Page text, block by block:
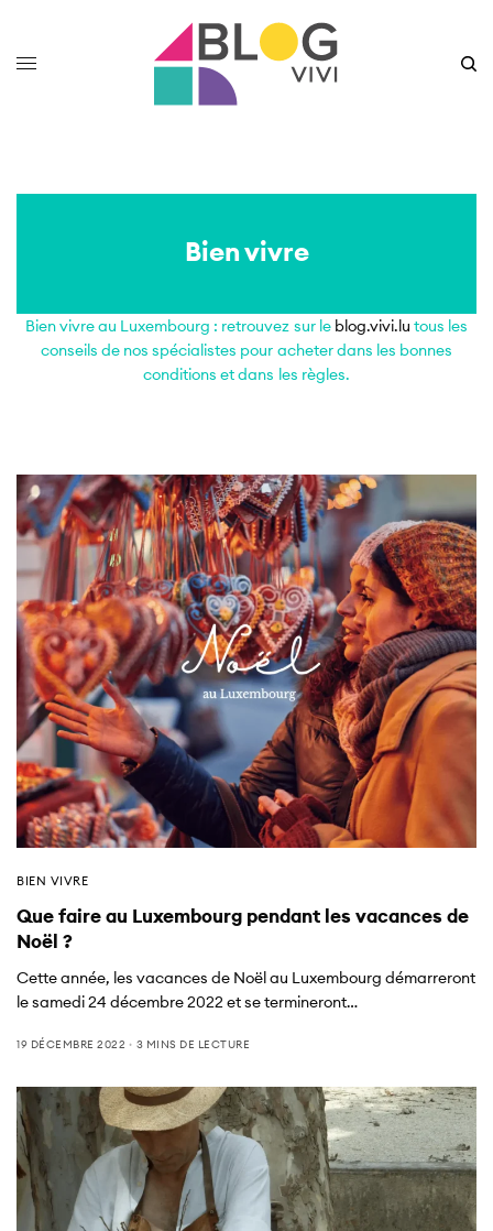
Bien vivre
Bien vivre au Luxembourg : retrouvez sur le blog.vivi.lu tous les
conseils de nos spécialistes pour acheter dans les bonnes
conditions et dans les règles.
BIEN VIVRE
Que faire au Luxembourg pendant les vacances de
Noël ?
Cette année, les vacances de Noël au Luxembourg démarreront
le samedi 24 décembre 2022 et se termineront…
19 DÉCEMBRE 2022 3 MINS DE LECTURE